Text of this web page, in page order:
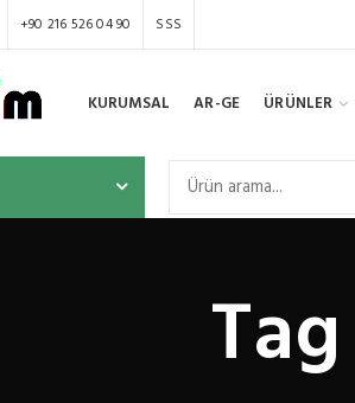
+90 216 526 04 90 SSS
KURUMSAL AR-GE ÜRÜNLER